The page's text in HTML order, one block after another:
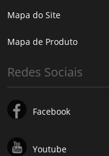
Mapa do Site
Mapa de Produto
Redes Sociais
Facebook
Youtube